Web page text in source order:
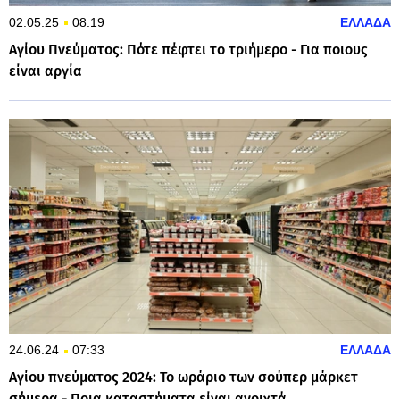
02.05.25 08:19 ΕΛΛΑΔΑ
Αγίου Πνεύματος: Πότε πέφτει το τριήμερο - Για ποιους
είναι αργία
24.06.24 07:33 ΕΛΛΑΔΑ
Αγίου πνεύματος 2024: Το ωράριο των σούπερ μάρκετ